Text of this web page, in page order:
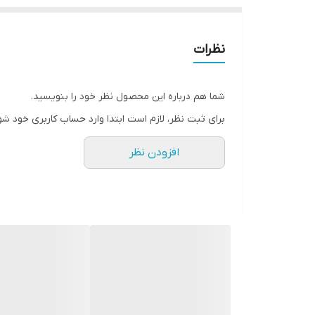
نظرات
شما هم درباره این محصول نظر خود را بنویسید.
برای ثبت نظر، لازم است ابتدا وارد حساب کاربری خود
افزودن نظر